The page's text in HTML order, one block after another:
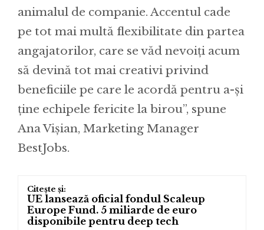
animalul de companie. Accentul cade
pe tot mai multă flexibilitate din partea
angajatorilor, care se văd nevoiți acum
să devină tot mai creativi privind
beneficiile pe care le acordă pentru a-și
ține echipele fericite la birou”, spune
Ana Vișian, Marketing Manager
BestJobs.
UE lansează oficial fondul Scaleup
Europe Fund. 5 miliarde de euro
disponibile pentru deep tech